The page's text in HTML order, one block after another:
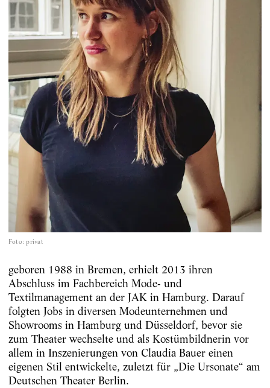
Foto: privat
geboren 1988 in Bremen, erhielt 2013 ihren
Abschluss im Fachbereich Mode- und
Textilmanagement an der JAK in Hamburg. Darauf
folgten Jobs in diversen Modeunternehmen und
Showrooms in Hamburg und Düsseldorf, bevor sie
zum Theater wechselte und als Kostümbildnerin vor
allem in Inszenierungen von Claudia Bauer einen
eigenen Stil entwickelte, zuletzt für „Die Ursonate“ am
Deutschen Theater Berlin.